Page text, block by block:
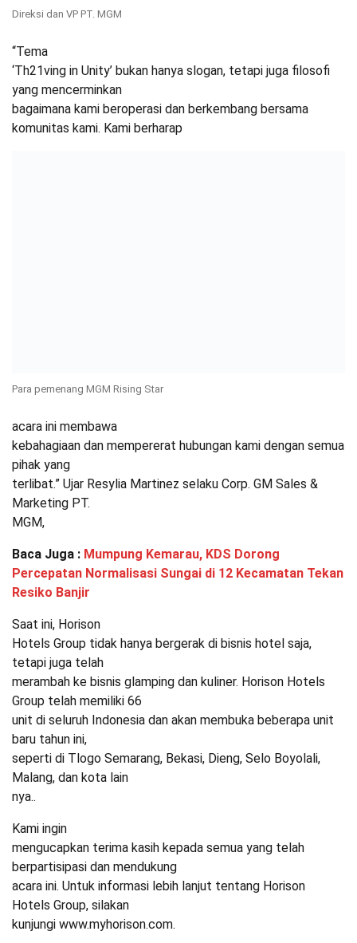
Direksi dan VP PT. MGM
“Tema
‘Th21ving in Unity’ bukan hanya slogan, tetapi juga filosofi
yang mencerminkan
bagaimana kami beroperasi dan berkembang bersama
komunitas kami. Kami berharap
Para pemenang MGM Rising Star
acara ini membawa
kebahagiaan dan mempererat hubungan kami dengan semua
pihak yang
terlibat.” Ujar Resylia Martinez selaku Corp. GM Sales &
Marketing PT.
MGM,
Baca Juga : Mumpung Kemarau, KDS Dorong
Percepatan Normalisasi Sungai di 12 Kecamatan Tekan
Resiko Banjir
Saat ini, Horison
Hotels Group tidak hanya bergerak di bisnis hotel saja,
tetapi juga telah
merambah ke bisnis glamping dan kuliner. Horison Hotels
Group telah memiliki 66
unit di seluruh Indonesia dan akan membuka beberapa unit
baru tahun ini,
seperti di Tlogo Semarang, Bekasi, Dieng, Selo Boyolali,
Malang, dan kota lain
nya..
Kami ingin
mengucapkan terima kasih kepada semua yang telah
berpartisipasi dan mendukung
acara ini. Untuk informasi lebih lanjut tentang Horison
Hotels Group, silakan
kunjungi www.myhorison.com.